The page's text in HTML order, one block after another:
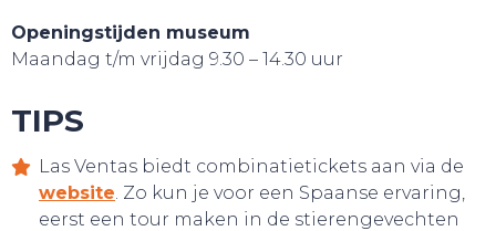
GA UIT!
Openingstijden museum
Maandag t/m vrijdag 9.30 – 14.30 uur
TIPS
Las Ventas biedt combinatietickets aan via de
website. Zo kun je voor een Spaanse ervaring,
eerst een tour maken in de stierengevechten